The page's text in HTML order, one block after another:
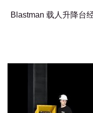
Blastman 载人升降台